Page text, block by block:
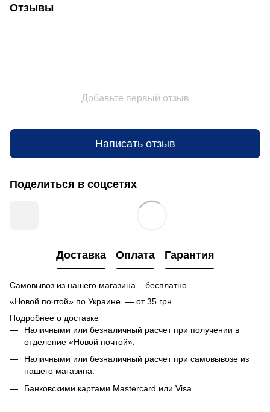
Отзывы
Добавьте первый отзыв
Написать отзыв
Поделиться в соцсетях
Доставка Оплата Гарантия
Самовывоз из нашего магазина – бесплатно.
«Новой почтой» по Украине — от 35 грн.
Подробнее о доставке
Наличными или безналичный расчет при получении в
отделение «Новой почтой».
Наличными или безналичный расчет при самовывозе из
нашего магазина.
Банковскими картами Mastercard или Visa.